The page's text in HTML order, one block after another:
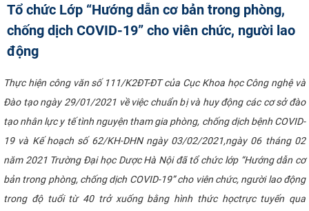
CƠ CẤU TỔ CHỨC
TUYỂN SINH
ĐÀO TẠO
ĐẢM BẢO CHẤT LƯỢNG
KHOA HỌC CÔNG NGHỆ
HTQT
Tổ chức Lớp “Hướng dẫn cơ bản trong phòng,
chống dịch COVID-19” cho viên chức, người lao
động
Thực hiện công văn số 111/K2ĐT-ĐT của Cục Khoa học Công nghệ và
Đào tạo ngày 29/01/2021 về việc chuẩn bị và huy động các cơ sở đào
tạo nhân lực y tế tình nguyện tham gia phòng, chống dịch bệnh COVID-
19 và Kế hoạch số 62/KH-DHN ngày 03/02/2021,ngày 06 tháng 02
năm 2021 Trường Đại học Dược Hà Nội đã tổ chức lớp “Hướng dẫn cơ
bản trong phòng, chống dịch COVID-19” cho viên chức, người lao động
trong độ tuổi từ 40 trở xuống bằng hình thức họctrực tuyến qua